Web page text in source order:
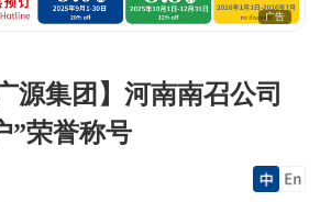
广告
源集团】河南南召公司
”荣誉称号